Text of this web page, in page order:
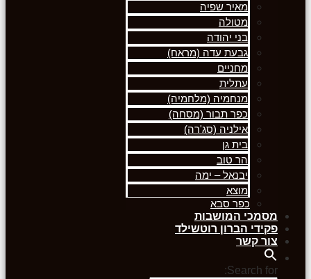
מאיר שפיה
מטולה
בני יהודה
גבעת עדה (מראח)
מחניים
עתלית
מנחמיה (מלחמיה)
כפר תבור (מסחה)
אילניה (סג'רה)
בית גן
הר טוב
יבנאל – ימה
מוצא
כפר סבא
מסמכי המושבות
פקידי הברון רוטשילד
צור קשר
Search for: